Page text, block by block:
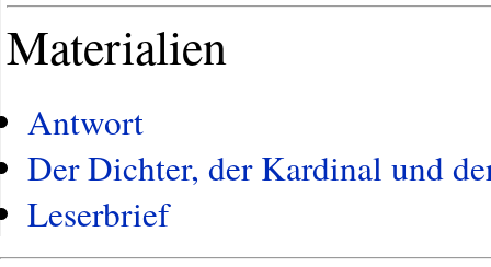
Materialien
Antwort
Der Dichter, der Kardinal und
Leserbrief